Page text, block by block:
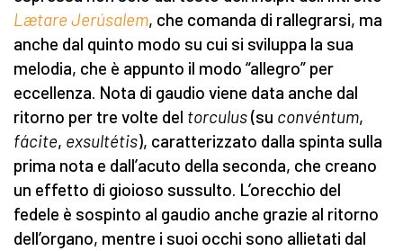
Lætare Jerúsalem, che comanda di rallegrarsi, ma
anche dal quinto modo su cui si sviluppa la sua
melodia, che è appunto il modo “allegro” per
eccellenza. Nota di gaudio viene data anche dal
ritorno per tre volte del torculus(su convéntum,
fácite, exsultétis), caratterizzato dalla spinta sulla
prima nota e dall’acuto della seconda, che creano
un effetto di gioioso sussulto. L’orecchio del
fedele è sospinto al gaudio anche grazie al ritorno
dell’organo, mentre i suoi occhi sono allietati dal